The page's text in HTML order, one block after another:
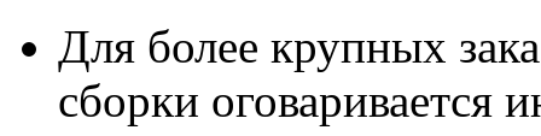
Для более крупных
сборки оговаривается